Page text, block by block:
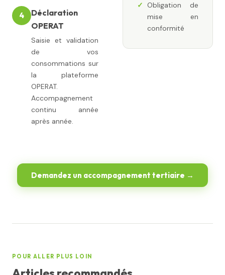
4
Déclaration
OPERAT
Saisie et validation
de vos
consommations sur
la plateforme
OPERAT.
Accompagnement
continu année
après année.
Obligation de
mise en
conformité
Demandez un accompagnement tertiaire →
POUR ALLER PLUS LOIN